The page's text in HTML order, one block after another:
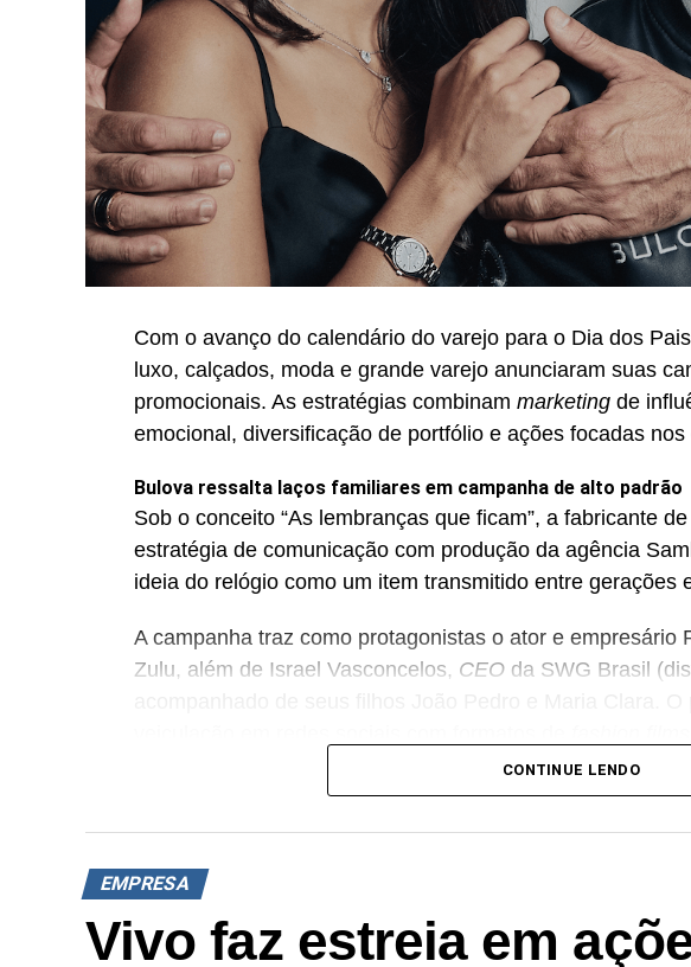
Com o avanço do calendário do varejo para o Dia dos
luxo, calçados, moda e grande varejo anunciaram suas
promocionais. As estratégias combinam marketing de
emocional, diversificação de portfólio e ações focadas
Bulova ressalta laços familiares em campanha de alto padrão
Sob o conceito “As lembranças que ficam”, a fabricante
estratégia de comunicação com produção da agência
ideia do relógio como um item transmitido entre gerações
A campanha traz como protagonistas o ator e empresário
Zulu, além de Israel Vasconcelos, CEO da SWG Brasil
estilo editorial. Entre os produtos destacados na
Prestige e Bulova Marine Star Automático.
A Cartago, marca de calçados casuais, apresentou a
aprende andando”, estrelada pelo ator Edson Celulari,
filho primogênito, Enzo (29). A comunicação explora as
CONTINUE LENDO
EMPRESA
Vivo faz estreia em